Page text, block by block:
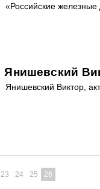
«Российские железные
Янишевский
Янишевский Виктор,
23 24 25 26